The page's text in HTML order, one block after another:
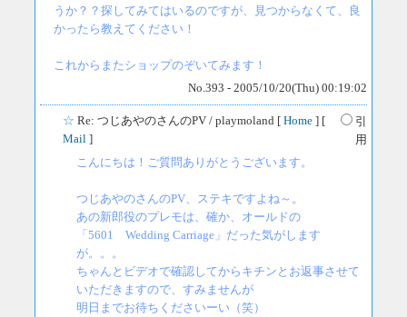
うか？？探してみてはいるのですが、見つからなくて、良
かったら教えてください！
これからまたショップのぞいてみます！
No.393 - 2005/10/20(Thu) 00:19:02
☆ Re: つじあやのさんのPV / playmoland [ Home ] [
Mail ]
引
用
こんにちは！ご質問ありがとうございます。
つじあやのさんのPV、ステキですよね～。
あの新郎役のプレモは、確か、オールドの
「5601 Wedding Carriage」だった気がします
が。。。
ちゃんとビデオで確認してからキチンとお返事させて
いただきますので、すみませんが
明日までお待ちくださいーい（笑）